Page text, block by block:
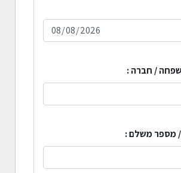
/ חברה :
מספר משלם :